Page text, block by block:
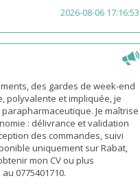
2026-08-06 17:16:53
des gardes de week-end
polyvalente et impliquée, je
Je maîtrise
: délivrance et validation
des commandes, suivi
uniquement sur Rabat,
mon CV ou plus
0775401710.